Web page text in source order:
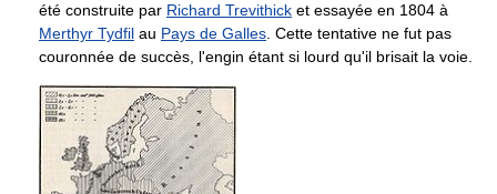
été construite par Richard Trevithick et essayée en 1804 à
Merthyr Tydfil au Pays de Galles. Cette tentative ne fut pas
couronnée de succès, l'engin étant si lourd qu'il brisait la voie.